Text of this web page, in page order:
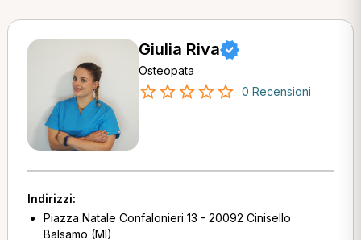
Giulia Riva
Osteopata
0 Recensioni
Indirizzi:
Piazza Natale Confalonieri 13 - 20092 Cinisello
Balsamo (MI)